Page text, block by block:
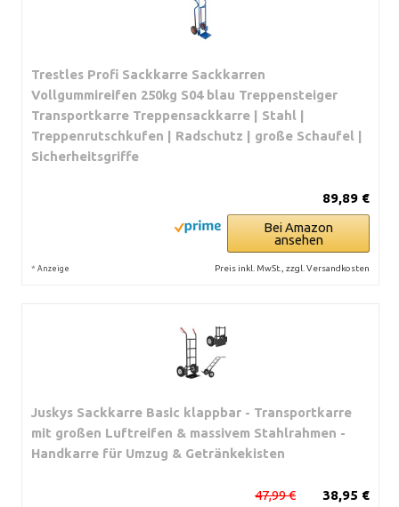
Trestles Profi Sackkarre Sackkarren
Vollgummireifen 250kg S04 blau Treppensteiger
Transportkarre Treppensackkarre | Stahl |
Treppenrutschkufen | Radschutz | große Schaufel |
Sicherheitsgriffe
89,89 €
Bei Amazon
ansehen
* Anzeige Preis inkl. MwSt., zzgl. Versandkosten
Juskys Sackkarre Basic klappbar - Transportkarre
mit großen Luftreifen & massivem Stahlrahmen -
Handkarre für Umzug & Getränkekisten
38,95 €
47,99 €